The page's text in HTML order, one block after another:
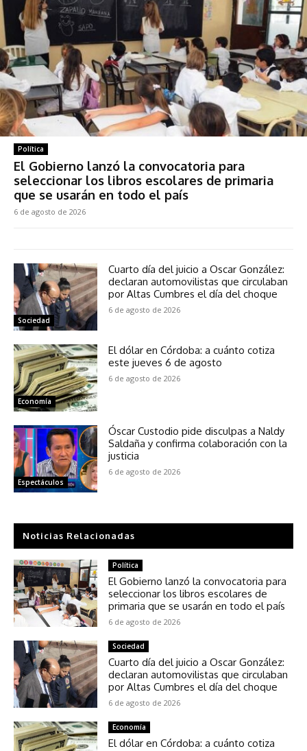
Política
El Gobierno lanzó la convocatoria para
seleccionar los libros escolares de primaria
que se usarán en todo el país
6 de agosto de 2026
Sociedad
Cuarto día del juicio a Oscar González:
declaran automovilistas que circulaban
por Altas Cumbres el día del choque
6 de agosto de 2026
Economía
El dólar en Córdoba: a cuánto cotiza
este jueves 6 de agosto
6 de agosto de 2026
Espectáculos
Óscar Custodio pide disculpas a Naldy
Saldaña y confirma colaboración con la
justicia
6 de agosto de 2026
Noticias Relacionadas
Política
El Gobierno lanzó la convocatoria para
seleccionar los libros escolares de
primaria que se usarán en todo el país
6 de agosto de 2026
Sociedad
Cuarto día del juicio a Oscar González:
declaran automovilistas que circulaban
por Altas Cumbres el día del choque
6 de agosto de 2026
Economía
El dólar en Córdoba: a cuánto cotiza